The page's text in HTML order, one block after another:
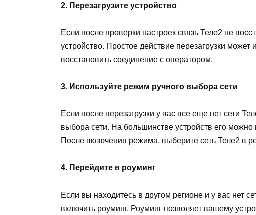
2. Перезагрузите устройство
Если после проверки настроек связь Теле2 не
устройство. Простое действие перезагрузки
восстановить соединение с оператором.
3. Используйте режим ручного выбора сети
Если после перезагрузки у вас все еще нет сети
выбора сети. На большинстве устройств его можно
После включения режима, выберите сеть Теле2 в
4. Перейдите в роуминг
Если вы находитесь в другом регионе и у вас нет
включить роуминг. Роуминг позволяет вашему